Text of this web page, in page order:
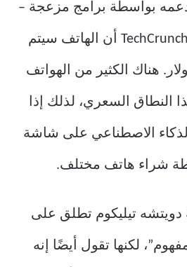
بواسطة برامج مزعجة –
أخبر المتحدث باسم TechCrunch أن الهاتف سيتم
بأقل من 1000 دولار. هناك الكثير من الهواتف
النطاق السعري، لذلك إذا
الاصطناعي على شاشة
شراء هاتف مختلف.
تيليكوم تطلق على
لكنها تقول أيضًا إنه